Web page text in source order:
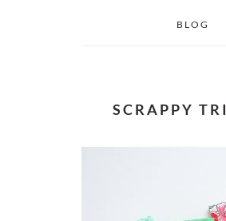
BLOG
SCRAPPY